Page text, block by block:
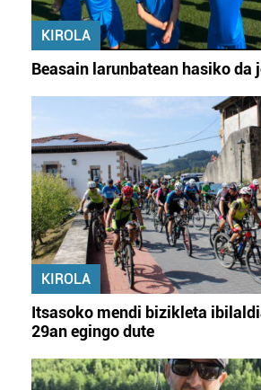
KIROLA
Beasain larunbatean hasiko da
KIROLA
Itsasoko mendi bizikleta
29an egingo dute